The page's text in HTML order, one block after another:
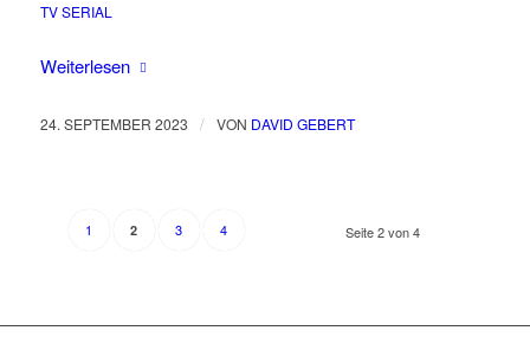
TV SERIAL
Weiterlesen
24. SEPTEMBER 2023 / VON DAVID GEBERT
Seite 2 von 4
1 2 3 4